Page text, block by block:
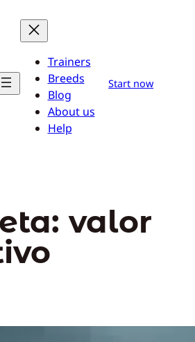
Trainers
Breeds
Blog
About us
Help
Start now
valor